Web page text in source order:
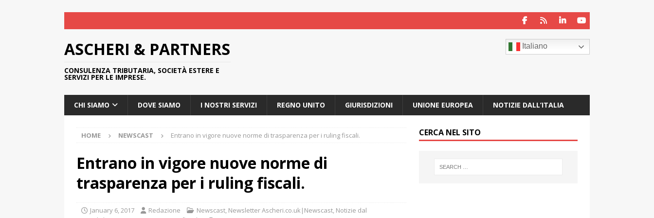
ASCHERI & PARTNERS
CONSULENZA TRIBUTARIA, SOCIETÀ ESTERE E
SERVIZI PER LE IMPRESE.
Italiano
CHI SIAMO DOVE SIAMO I NOSTRI SERVIZI REGNO UNITO GIURISDIZIONI UNIONE EUROPEA NOTIZIE DALL’ITALIA
HOME NEWSCAST Entrano in vigore nuove norme di trasparenza per i ruling fiscali.
Entrano in vigore nuove norme di
trasparenza per i ruling fiscali.
January 6, 2017 Redazione Newscast, Newsletter Ascheri.co.uk|Newscast, Notizie dal
CERCA NEL SITO